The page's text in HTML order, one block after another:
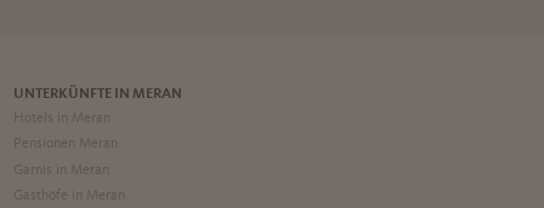
UNTERKÜNFTE IN MERAN
Hotels in Meran
Pensionen Meran
Garnis in Meran
Gasthöfe in Meran